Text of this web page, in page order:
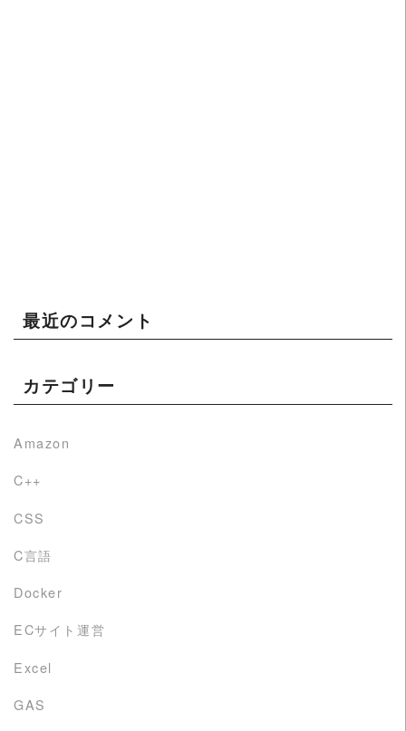
最近のコメント
カテゴリー
Amazon
C++
CSS
C言語
Docker
ECサイト運営
Excel
GAS